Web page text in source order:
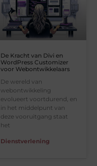
De Kracht van Divi en
WordPress Customizer
voor Webontwikkelaars
De wereld van
webontwikkeling
evolueert voortdurend, en
in het middelpunt van
deze vooruitgang staat
het
Dienstverlening